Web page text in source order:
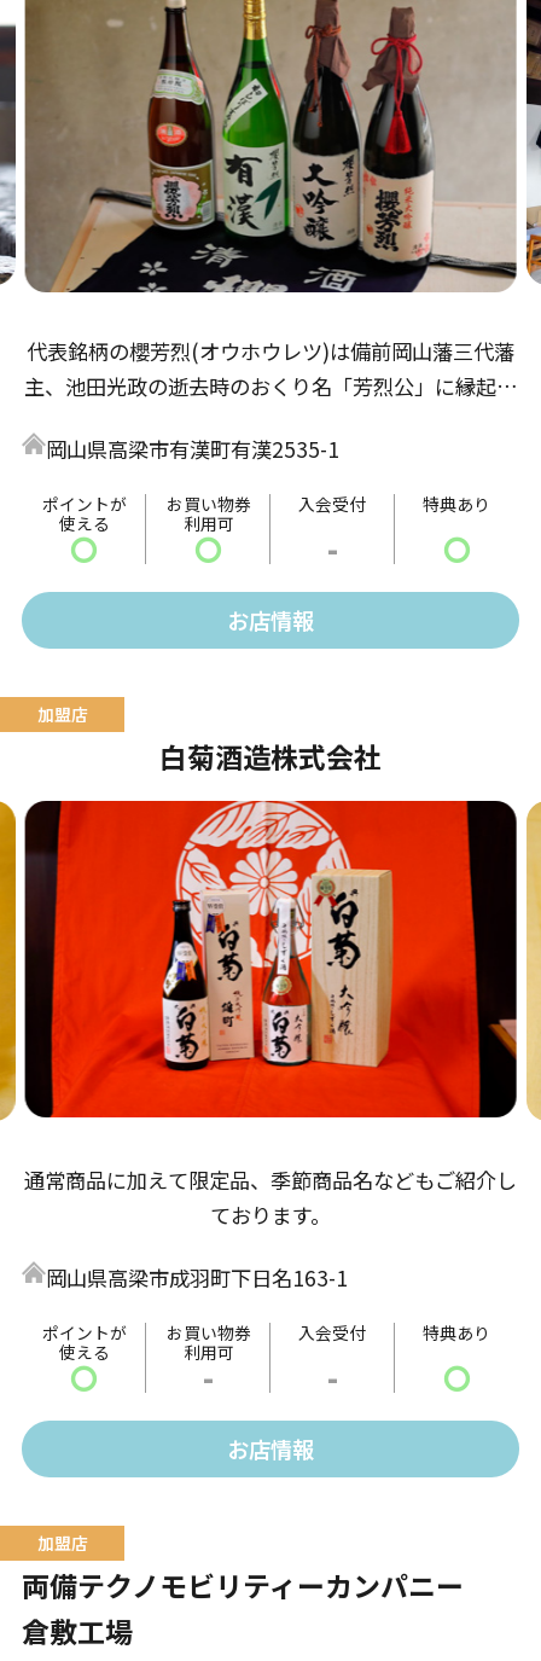
代表銘柄の櫻芳烈(オウホウレツ)は備前岡山藩三代藩
主、池田光政の逝去時のおくり名「芳烈公」に縁起物
富に含んだ有漢の天然水で、ほどよい味とのどごしの
よいお酒を造っています。
岡山県高梁市有漢町有漢2535-1
ポイントが
使える
〇
お買い物券
利用可
〇
入会受付
-
特典あり
〇
お店情報
白菊酒造株式会社
通常商品に加えて限定品、季節商品名などもご紹介し
ております。
岡山県高梁市成羽町下日名163-1
ポイントが
使える
〇
お買い物券
利用可
-
入会受付
-
特典あり
〇
お店情報
両備テクノモビリティーカンパニー
倉敷工場